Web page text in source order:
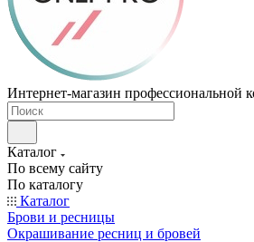
Интернет-магазин профессиональной
Каталог
По всему сайту
По каталогу
Каталог
Брови и ресницы
Окрашивание ресниц и бровей